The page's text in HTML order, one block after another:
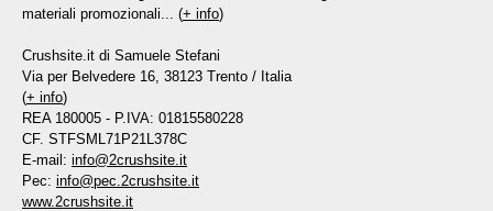
materiali promozionali... (+ info)
Crushsite.it di Samuele Stefani
Via per Belvedere 16, 38123 Trento / Italia
(+ info)
REA 180005 - P.IVA: 01815580228
CF. STFSML71P21L378C
E-mail: info@2crushsite.it
Pec: info@pec.2crushsite.it
www.2crushsite.it